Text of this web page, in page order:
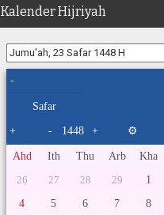
Kalender Hijriyah
-
+ - + ⚙
Ahd Ith Thu Arb Kha
26 27 28 29 1
4
5 6 7 8